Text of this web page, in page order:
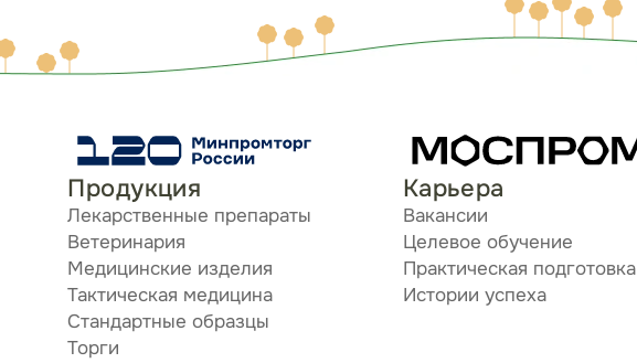
Продукция
Лекарственные препараты
Ветеринария
Медицинские изделия
Тактическая медицина
Стандартные образцы
Торги
Карьера
Вакансии
Целевое обучение
Практическая подготовка
Истории успеха